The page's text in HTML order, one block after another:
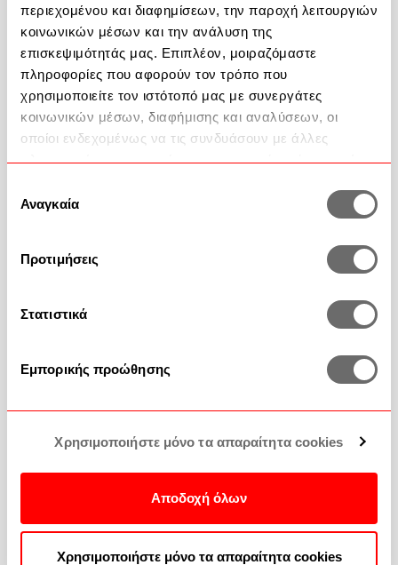
περιεχομένου και διαφημίσεων, την παροχή λειτουργιών
κοινωνικών μέσων και την ανάλυση της
επισκεψιμότητάς μας. Επιπλέον, μοιραζόμαστε
πληροφορίες που αφορούν τον τρόπο που
χρησιμοποιείτε τον ιστότοπό μας με συνεργάτες
κοινωνικών μέσων, διαφήμισης και αναλύσεων, οι
οποίοι ενδεχομένως να τις συνδυάσουν με άλλες
πληροφορίες που τους έχετε παραχωρήσει ή τις οποίες
των υπηρεσιών τους.
συγκατάθεσης
Αναγκαία
Προτιμήσεις
Στατιστικά
Εμπορικής προώθησης
Χρησιμοποιήστε μόνο τα απαραίτητα cookies
Αποδοχή όλων
Χρησιμοποιήστε μόνο τα απαραίτητα cookies
Help
2351 100 200
Contact
Shipping methods
How to buy